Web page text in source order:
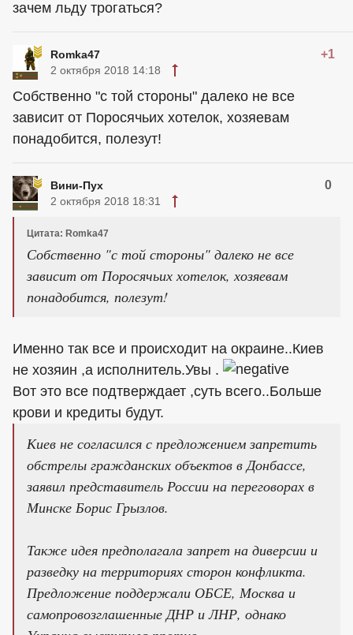
зачем льду трогаться?
Romka47 +1
2 октября 2018 14:18
Собственно "с той стороны" далеко не все
зависит от Поросячьих хотелок, хозяевам
понадобится, полезут!
Вини-Пух 0
2 октября 2018 18:31
Цитата: Romka47
Собственно "с той стороны" далеко не все
зависит от Поросячьих хотелок, хозяевам
понадобится, полезут!
Именно так все и происходит на окраине..Киев
не хозяин ,а исполнитель.Увы .
Вот это все подтверждает ,суть всего..Больше
крови и кредиты будут.
Киев не согласился с предложением запретить
обстрелы гражданских объектов в Донбассе,
заявил представитель России на переговорах в
Минске Борис Грызлов.
Также идея предполагала запрет на диверсии и
разведку на территориях сторон конфликта.
Предложение поддержали ОБСЕ, Москва и
самопровозглашенные ДНР и ЛНР, однако